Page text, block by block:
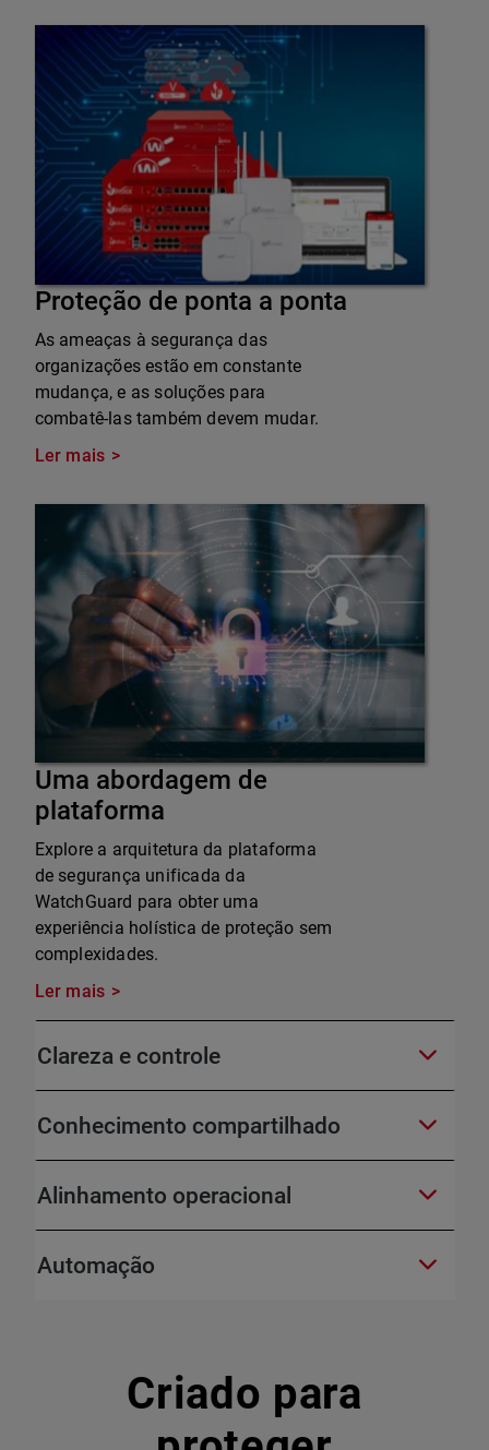
Proteção de ponta a ponta
As ameaças à segurança das
organizações estão em constante
mudança, e as soluções para
combatê-las também devem mudar.
Ler mais
Uma abordagem de
plataforma
Explore a arquitetura da plataforma
de segurança unificada da
WatchGuard para obter uma
experiência holística de proteção sem
complexidades.
Ler mais
Clareza e controle
Conhecimento compartilhado
Alinhamento operacional
Automação
Criado para